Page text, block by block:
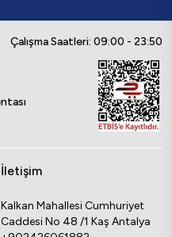
Çalışma Saatleri: 09:00 - 23:50
İletişim
Kalkan Mahallesi Cumhuriyet
Caddesi No 48 /1 Kaş Antalya